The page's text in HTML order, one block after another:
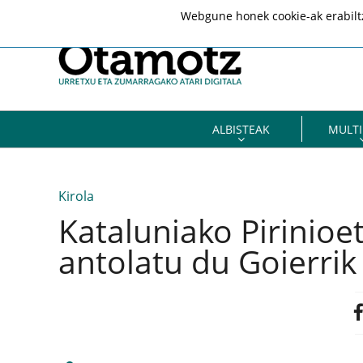
ALBISTEAK
Kirola
Kataluniako
antolatu du Goierrik
Webgune honek cookie-ak